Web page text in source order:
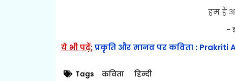
हम हैं
-
ये भी पढ़ें; प्रकृति और मानव पर कविता : Prakriti
Tags कविता हिन्दी